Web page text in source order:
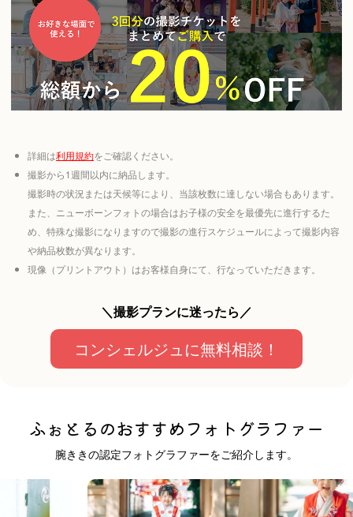
石井
もち子｡
山本一孝
詳細は利用規約をご確認ください。
撮影から1週間以内に納品します。
撮影時の状況または天候等により、当該枚数に達しない場合もあります。
また、ニューボーンフォトの場合はお子様の安全を最優先に進行するた
め、特殊な撮影になりますので撮影の進行スケジュールによって撮影内容
や納品枚数が異なります。
現像（プリントアウト）はお客様自身にて、行なっていただきます。
＼撮影プランに迷ったら／
コンシェルジュに無料相談！
ふぉとるのおすすめフォトグラファー
腕ききの認定フォトグラファーをご紹介します。